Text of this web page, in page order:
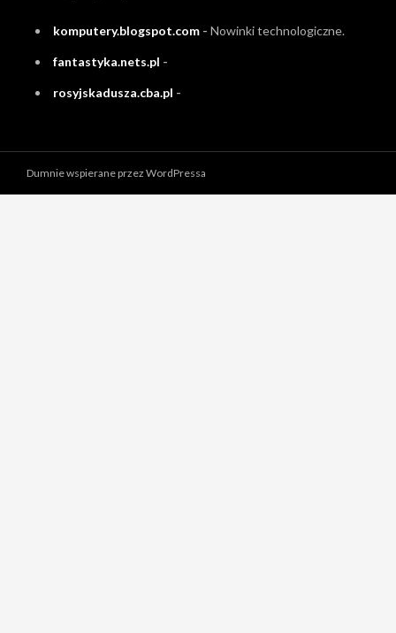
komputery.blogspot.com - Nowinki technologiczne.
fantastyka.nets.pl -
rosyjskadusza.cba.pl -
Dumnie wspierane przez WordPressa